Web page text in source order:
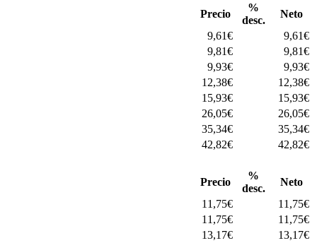
Precio
%
desc.
Neto
9,61€ 9,61€
9,81€ 9,81€
9,93€ 9,93€
12,38€ 12,38€
15,93€ 15,93€
26,05€ 26,05€
35,34€ 35,34€
42,82€ 42,82€
Precio
%
desc.
Neto
11,75€ 11,75€
11,75€ 11,75€
13,17€ 13,17€